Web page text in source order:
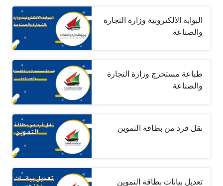
البوابة الالكترونية وزارة التجارة
والصناعة
طباعة مستخرج وزارة التجارة
والصناعة
نقل فرد من بطاقة التموين
تعديل بيانات بطاقة التموين